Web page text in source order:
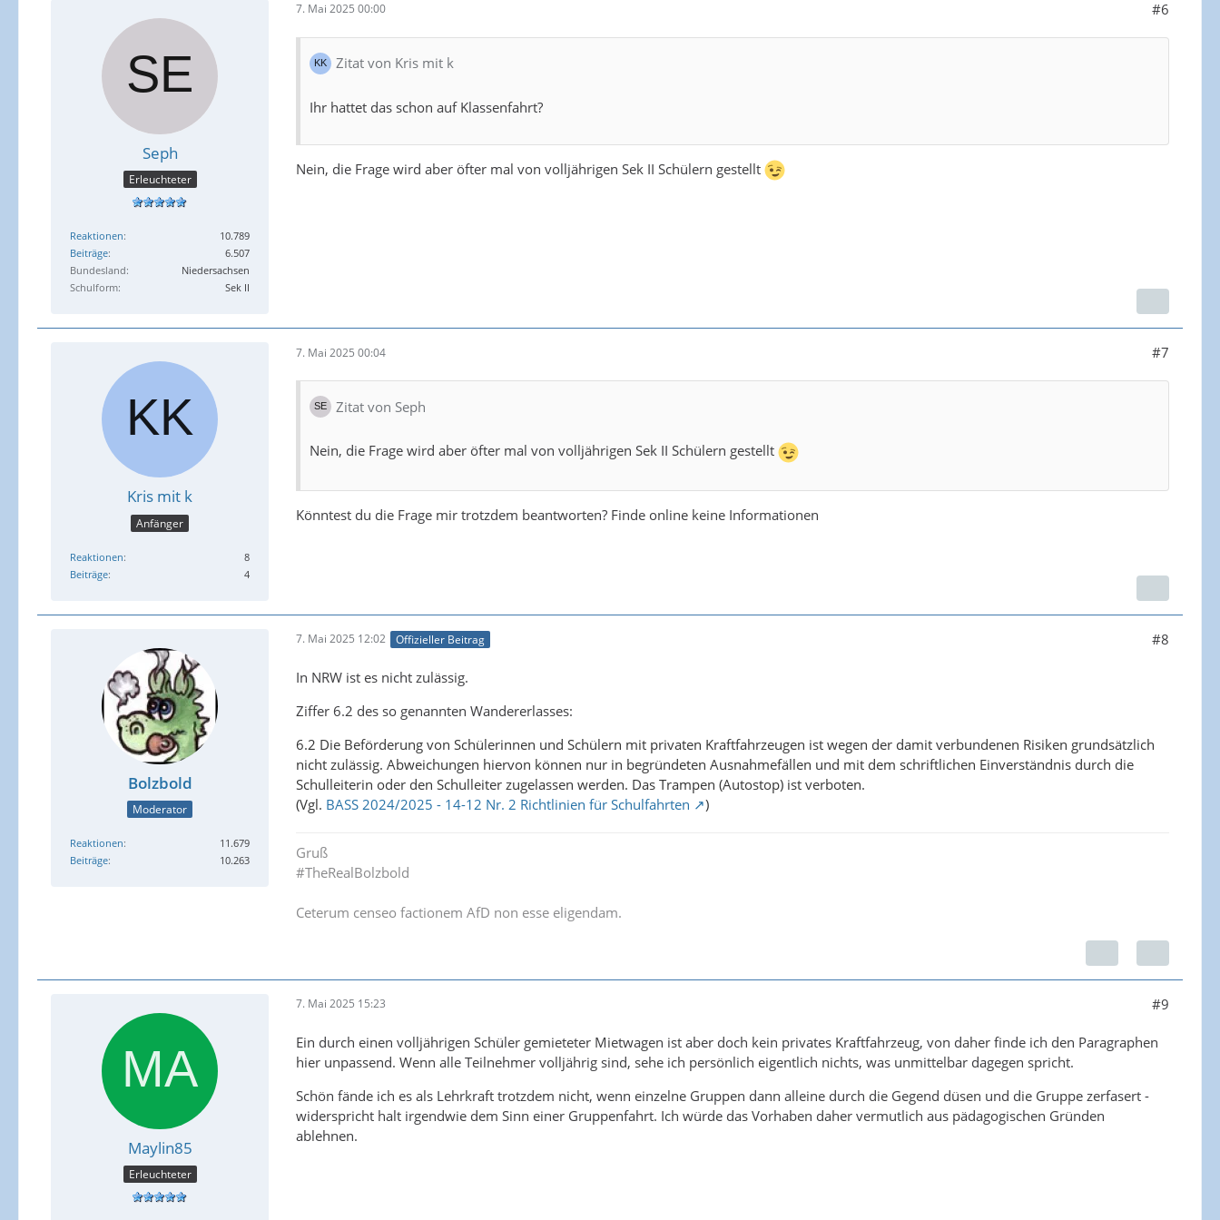
Seph
Erleuchteter
Reaktionen
10.789
Beiträge
6.507
Bundesland
Niedersachsen
Schulform
Sek II
7. Mai 2025 00:00 #6
Zitat von Kris mit k
Ihr hattet das schon auf Klassenfahrt?
Nein, die Frage wird aber öfter mal von volljährigen Sek II Schülern gestellt
Kris mit k
Anfänger
Reaktionen
8
Beiträge
4
7. Mai 2025 00:04 #7
Zitat von Seph
Nein, die Frage wird aber öfter mal von volljährigen Sek II Schülern gestellt
Könntest du die Frage mir trotzdem beantworten? Finde online keine Informationen
Bolzbold
Moderator
Reaktionen
11.679
Beiträge
10.263
7. Mai 2025 12:02 Offizieller Beitrag #8
In NRW ist es nicht zulässig.
Ziffer 6.2 des so genannten Wandererlasses:
6.2 Die Beförderung von Schülerinnen und Schülern mit privaten Kraftfahrzeugen ist wegen der damit verbundenen Risiken grundsätzlich
nicht zulässig. Abweichungen hiervon können nur in begründeten Ausnahmefällen und mit dem schriftlichen Einverständnis durch die
Schulleiterin oder den Schulleiter zugelassen werden. Das Trampen (Autostop) ist verboten.
(Vgl. BASS 2024/2025 - 14-12 Nr. 2 Richtlinien für Schulfahrten )
Gruß
#TheRealBolzbold
Ceterum censeo factionem AfD non esse eligendam.
Maylin85
Erleuchteter
7. Mai 2025 15:23 #9
Ein durch einen volljährigen Schüler gemieteter Mietwagen ist aber doch kein privates Kraftfahrzeug, von daher finde ich den Paragraphen
hier unpassend. Wenn alle Teilnehmer volljährig sind, sehe ich persönlich eigentlich nichts, was unmittelbar dagegen spricht.
Schön fände ich es als Lehrkraft trotzdem nicht, wenn einzelne Gruppen dann alleine durch die Gegend düsen und die Gruppe zerfasert -
widerspricht halt irgendwie dem Sinn einer Gruppenfahrt. Ich würde das Vorhaben daher vermutlich aus pädagogischen Gründen
ablehnen.